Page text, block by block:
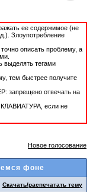
ее содержимое (не
Злоупотребление
описать проблему, а
выделять тегами
тем быстрее получите
запрещено отвечать на
если не
Новое голосование
фоне
Скачать/распечатать тему